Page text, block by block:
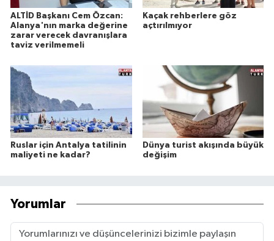
ALTİD Başkanı Cem Özcan:
Alanya'nın marka değerine
zarar verecek davranışlara
taviz verilmemeli
Kaçak rehberlere göz
açtırılmıyor
Ruslar için Antalya tatilinin
maliyeti ne kadar?
Dünya turist akışında büyük
değişim
Yorumlar